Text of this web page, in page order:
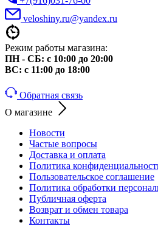
veloshiny.ru@yandex.ru
Режим работы магазина:
ПН - СБ: с 10:00 до 20:00
ВС: с 11:00 до 18:00
Обратная связь
О магазине
Новости
Частые вопросы
Доставка и оплата
Политика
Пользовательское соглашение
Политика обработки
Публичная оферта
Возврат и обмен товара
Контакты